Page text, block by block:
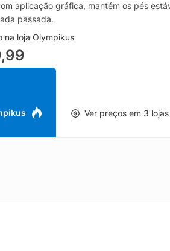
aplicação gráfica, mantém os pés
passada.
na loja Olympikus
Ver preços em 3 lojas